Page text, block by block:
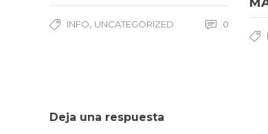
INFO, UNCATEGORIZED 0
Deja una respuesta